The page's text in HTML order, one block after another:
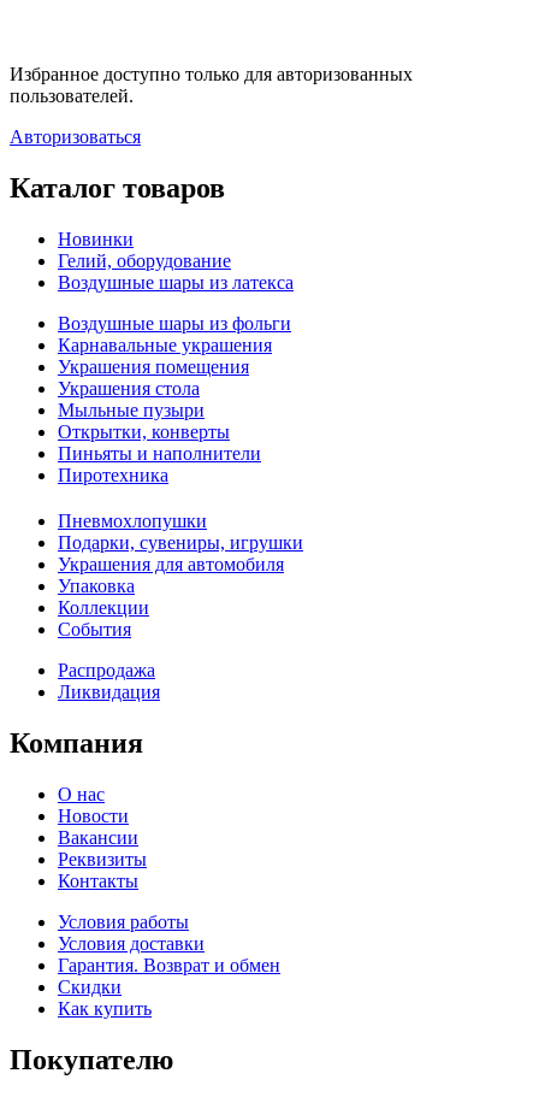
Избранное доступно только для авторизованных
пользователей.
Авторизоваться
Каталог товаров
Новинки
Гелий, оборудование
Воздушные шары из латекса
Воздушные шары из фольги
Карнавальные украшения
Украшения помещения
Украшения стола
Мыльные пузыри
Открытки, конверты
Пиньяты и наполнители
Пиротехника
Пневмохлопушки
Подарки, сувениры, игрушки
Украшения для автомобиля
Упаковка
Коллекции
События
Распродажа
Ликвидация
Компания
О нас
Новости
Вакансии
Реквизиты
Контакты
Условия работы
Условия доставки
Гарантия. Возврат и обмен
Скидки
Как купить
Покупателю